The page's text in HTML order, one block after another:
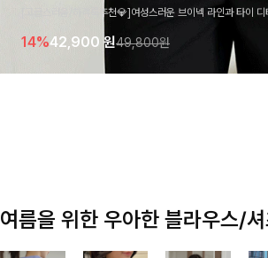
[고급스러움/하객룩추천💎]여성스러운 브이넥 라인과 타이
라우스 🤍 여유로운 7부 소매로 편안하게 착용되며 데일리
기 좋은 아이템이에요
14%42,900 원49,800원
여름을 위한 우아한 블라우스/